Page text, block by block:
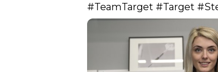
#TeamTarget #Target